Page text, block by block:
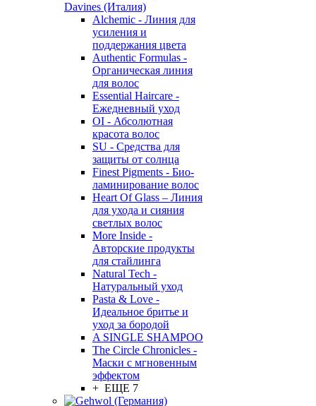
Davines (Италия)
Alchemic - Линия для
усиления и
поддержания цвета
Authentic Formulas -
Органическая линия
для волос
Essential Haircare -
Eжедневный уход
OI - Абсолютная
красота волос
SU - Средства для
защиты от солнца
Finest Pigments - Био-
ламинирование волос
Heart Of Glass – Линия
для ухода и сияния
светлых волос
More Inside -
Авторские продукты
для стайлинга
Natural Tech -
Натуральный уход
Pasta & Love -
Идеальное бритье и
уход за бородой
A SINGLE SHAMPOO
The Circle Chronicles -
Маски с мгновенным
эффектом
+ ЕЩЕ 7